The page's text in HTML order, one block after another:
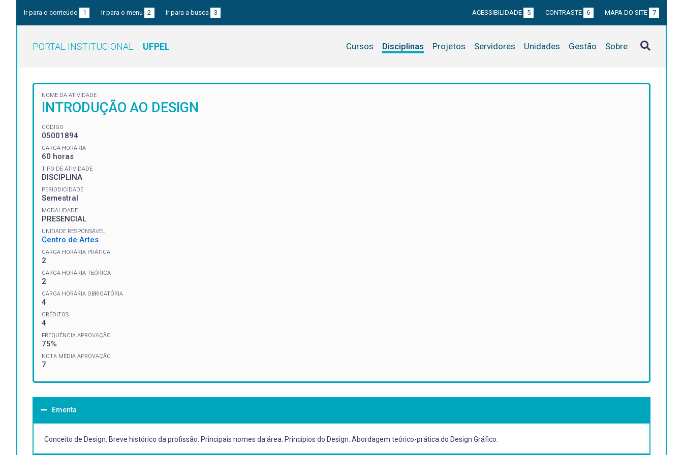
Ir para o conteúdo 1 Ir para o menu 2 Ir para a busca 3 ACESSIBILIDADE 5 CONTRASTE 6 MAPA DO SITE 7
PORTAL INSTITUCIONAL UFPEL Cursos Disciplinas Projetos Servidores Unidades Gestão Sobre
NOME DA ATIVIDADE
INTRODUÇÃO AO DESIGN
CÓDIGO
05001894
CARGA HORÁRIA
60 horas
TIPO DE ATIVIDADE
DISCIPLINA
PERIODICIDADE
Semestral
MODALIDADE
PRESENCIAL
UNIDADE RESPONSÁVEL
Centro de Artes
CARGA HORÁRIA PRÁTICA
2
CARGA HORÁRIA TEÓRICA
2
CARGA HORÁRIA OBRIGATÓRIA
4
CRÉDITOS
4
FREQUÊNCIA APROVAÇÃO
75%
NOTA MÉDIA APROVAÇÃO
7
Ementa
Conceito de Design. Breve histórico da profissão. Principais nomes da área. Princípios do Design. Abordagem teórico-prática do Design Gráfico.